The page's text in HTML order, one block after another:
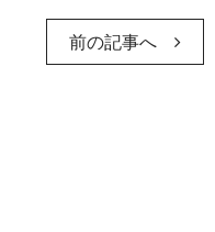
前の記事へ